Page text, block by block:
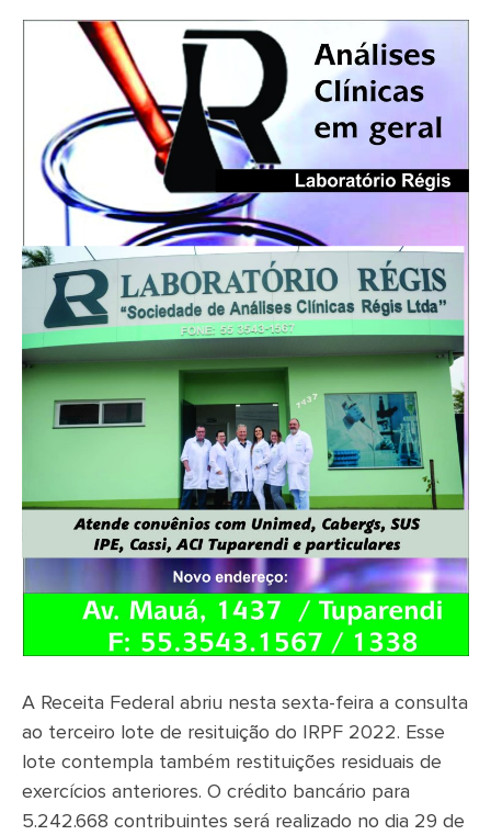
A Receita Federal abriu nesta sexta-feira a consulta
ao terceiro lote de resituição do IRPF 2022. Esse
lote contempla também restituições residuais de
exercícios anteriores. O crédito bancário para
5.242.668 contribuintes será realizado no dia 29 de